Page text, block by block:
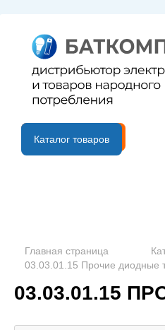
B2B портал
Каталог товаров
Главная страница
03.03.01.15 Прочие диодные
03.03.01.15